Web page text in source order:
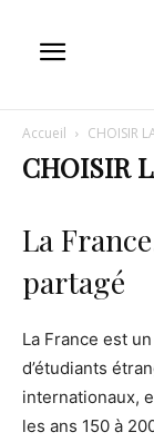
Accueil CHOISIR
CHOISIR
La
partagé
La France est
d’étudiants
internationaux,
les ans 150 à